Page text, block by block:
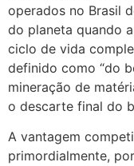
operados no Brasil
do planeta quando
ciclo de vida
definido como “do
mineração de
o descarte final do
A vantagem
primordialmente,